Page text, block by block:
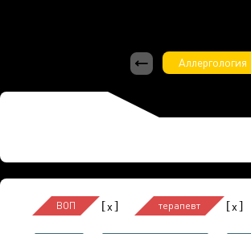
Аллергология
ВОП [x] терапевт [x]